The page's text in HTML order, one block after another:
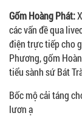
Gốm Hoàng Phát:
các vấn đề qua
điện trực tiếp cho
Phương, gốm
tiểu sành sứ Bát
Bốc mộ cải táng
lươn ạ